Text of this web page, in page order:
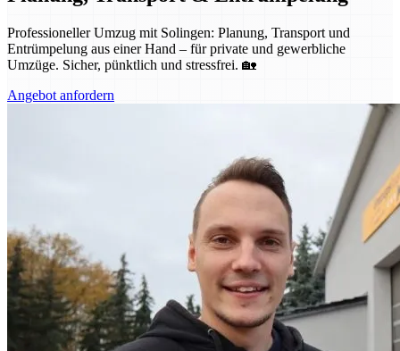
Professioneller Umzug mit Solingen: Planung, Transport und
Entrümpelung aus einer Hand – für private und gewerbliche
Umzüge. Sicher, pünktlich und stressfrei. 🏡
Angebot anfordern